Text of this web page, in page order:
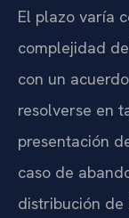
El plazo varía
complejidad
con un
resolverse en
presentación
caso de
distribución de